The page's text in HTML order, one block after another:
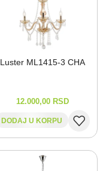
Luster ML1415-⁠3 CHA
12.000,00 RSD
DODAJ U KORPU